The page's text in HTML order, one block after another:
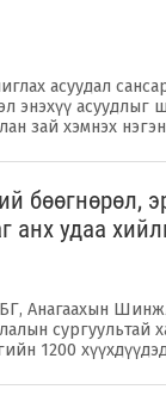
асуудал
энэхүү
зай хэмнэх
бөөгнөрөл,
анх удаа
Анагаахын
сургуультай
1200